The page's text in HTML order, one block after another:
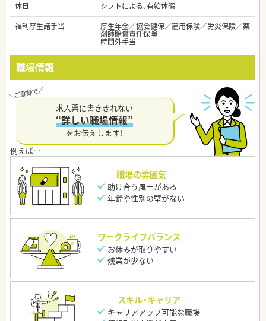
休日
シフトによる、有給休暇
福利厚生諸手当
厚生年金／協会健保／雇用保険／労災保険／薬
剤師賠償責任保険
時間外手当
職場情報
求人票に書ききれない
“詳しい職場情報”
をお伝えします！
職場の雰囲気
助け合う風土がある
年齢や性別の壁がない
ワークライフバランス
お休みが取りやすい
残業が少ない
スキル・キャリア
キャリアアップ可能な職場